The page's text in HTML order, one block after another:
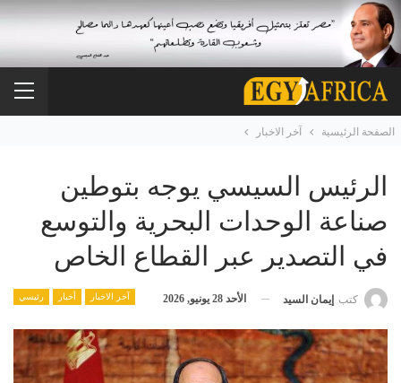
الصفحة الرئيسية آخر الاخبار
الرئيس السيسي يوجه بتوطين
صناعة الوحدات البحرية والتوسع
في التصدير عبر القطاع الخاص
آخر الاخبار أخبار رئيسي كتب إيمان السيد الأحد 28 يونيو, 2026